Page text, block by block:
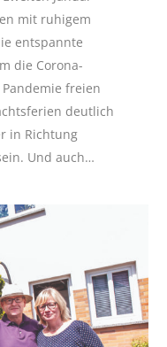
mit ruhigem
entspannte
die Corona-
freien
deutlich
in Richtung
Und auch…